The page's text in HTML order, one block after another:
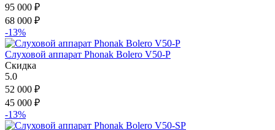
95 000 ₽
68 000 ₽
-13%
Слуховой аппарат Phonak Bolero V50-P
Скидка
5.0
52 000 ₽
45 000 ₽
-13%